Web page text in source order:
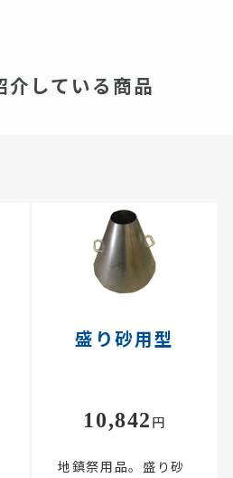
介している商品
盛り砂用型
10,842 円
地鎮祭用品。盛り砂